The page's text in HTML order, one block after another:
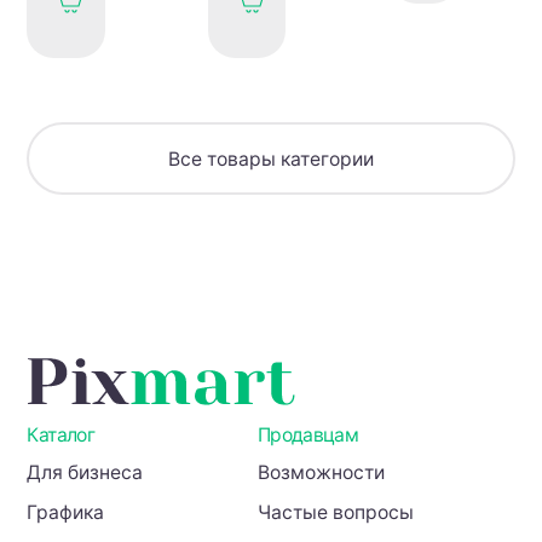
родителей
безопасности
на
Все товары категории
Каталог
Для бизнеса
Графика
Продавцам
Возможности
Частые вопросы